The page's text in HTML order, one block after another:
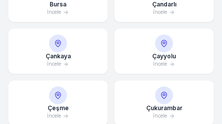
Bursa
İncele
Çandarlı
İncele
Çankaya
İncele
Çayyolu
İncele
Çeşme
İncele
Çukurambar
İncele